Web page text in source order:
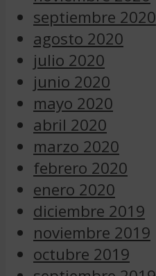
septiembre 2020
agosto 2020
julio 2020
junio 2020
mayo 2020
abril 2020
marzo 2020
febrero 2020
enero 2020
diciembre 2019
noviembre 2019
octubre 2019